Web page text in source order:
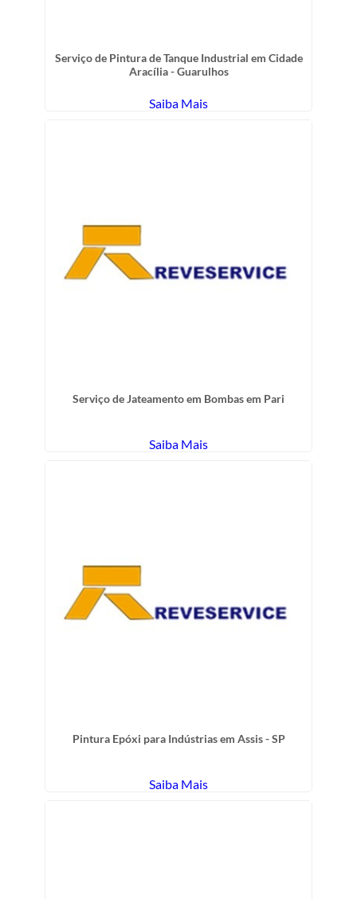
Serviço de Pintura de Tanque Industrial em Cidade
Aracília - Guarulhos
Saiba Mais
Serviço de Jateamento em Bombas em Pari
Saiba Mais
Pintura Epóxi para Indústrias em Assis - SP
Saiba Mais